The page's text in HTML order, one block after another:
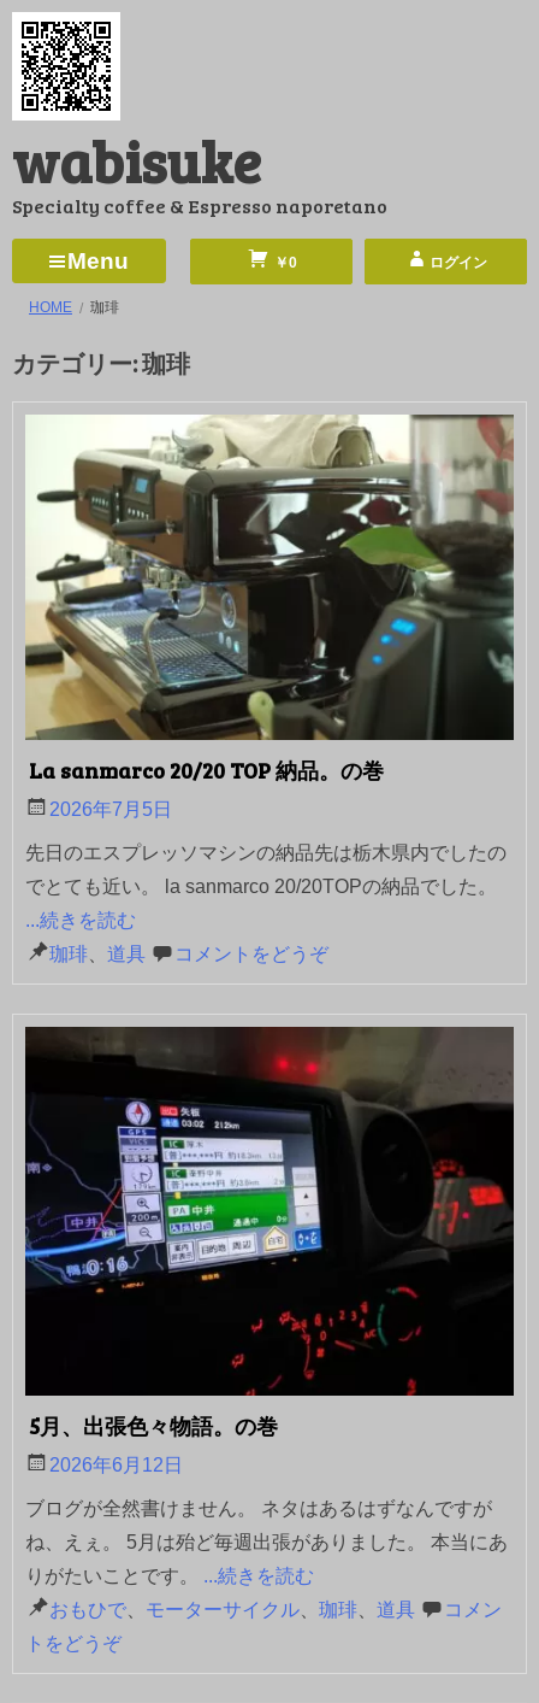
コ
ン
ツ
ス
ッ
wabisuke
Specialty coffee & Espresso naporetano
Menu ￥0 ログイン
HOME 珈琲
カテゴリー:珈琲
La sanmarco 20/20 TOP 納品。の巻
2026年7月5日
先日のエスプレッソマシンの納品先は栃木県内でしたの
でとても近い。 la sanmarco 20/20TOPの納品でした。
...続きを読む
珈琲
道具 コメントをどうぞ
5月、出張色々物語。の巻
2026年6月12日
ブログが全然書けません。 ネタはあるはずなんですが
ね、えぇ。 5月は殆ど毎週出張がありました。 本当にあ
りがたいことです。 ...続きを読む
おもひで
モーターサイクル 珈琲 道具
コメン
トをどうぞ